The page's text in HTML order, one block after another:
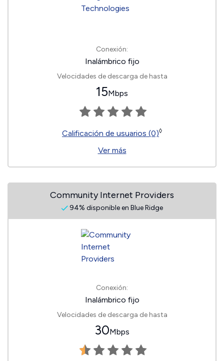
Conexión:
Inalámbrico fijo
Velocidades de descarga de hasta
15Mbps
Calificación de usuarios (0)◊
Ver más
Community Internet Providers
94% disponible en Blue Ridge
Conexión:
Inalámbrico fijo
Velocidades de descarga de hasta
30Mbps